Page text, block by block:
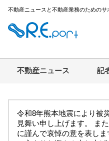
不動産ニュースと不動産業務のためのサ
不動産ニュース 記
令和8年熊本地震により被
見舞い申し上げます。 ま
に謹んで哀悼の意を表し